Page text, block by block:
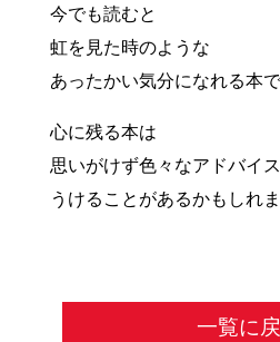
今でも読むと
虹を見た時のような
あったかい気分になれる本
心に残る本は
思いがけず色々なアドバイ
うけることがあるかもしれ
一覧に